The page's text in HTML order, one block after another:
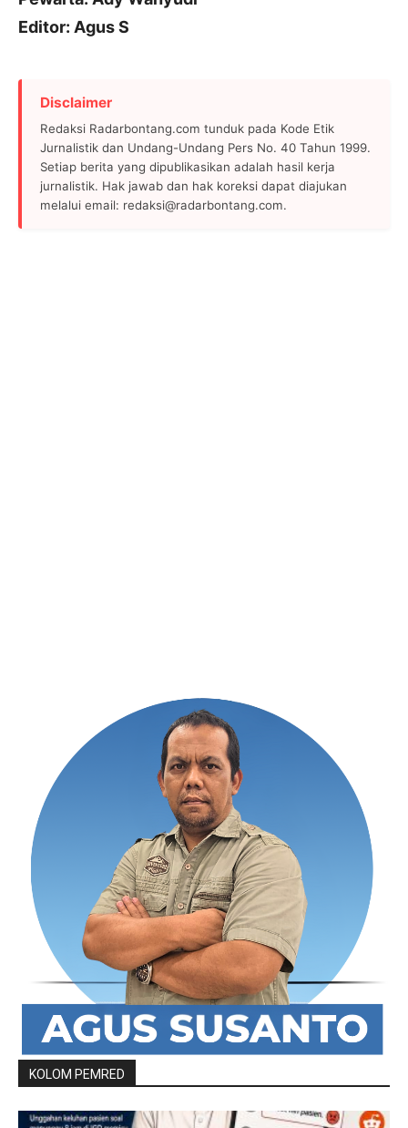
Editor: Agus S
Disclaimer
Redaksi Radarbontang.com tunduk pada Kode Etik
Jurnalistik dan Undang-Undang Pers No. 40 Tahun 1999.
Setiap berita yang dipublikasikan adalah hasil kerja
jurnalistik. Hak jawab dan hak koreksi dapat diajukan
melalui email: redaksi@radarbontang.com.
KOLOM PEMRED